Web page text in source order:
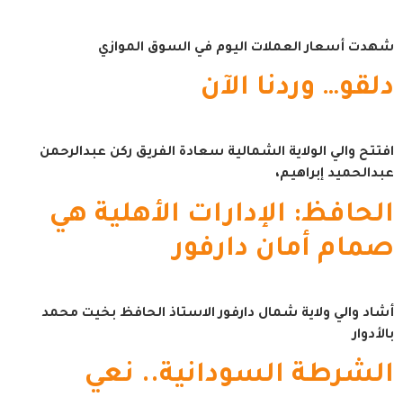
شهدت أسعار العملات اليوم في السوق الموازي
دلقو… وردنا الآن
افتتح والي الولاية الشمالية سعادة الفريق ركن عبدالرحمن
عبدالحميد إبراهيم،
الحافظ: الإدارات الأهلية هي
صمام أمان دارفور
أشاد والي ولاية شمال دارفور الاستاذ الحافظ بخيت محمد
بالأدوار
الشرطة السودانية.. نعي